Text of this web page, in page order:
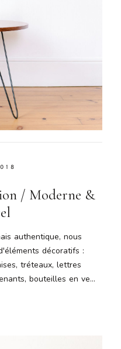
/ Moderne &
authentique, nous
décoratifs :
tréteaux, lettres
bouteilles en ve...